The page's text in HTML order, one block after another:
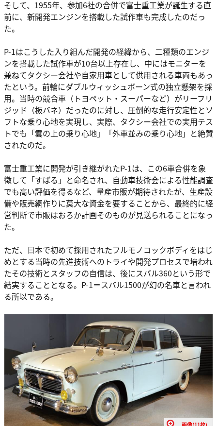
そして、1955年、参加6社の合併で富士重工業が誕生する直
前に、新開発エンジンを搭載した試作車も完成したのだっ
た。
P-1はこうした入り組んだ開発の経緯から、二種類のエンジ
ンを搭載した試作車が10台以上存在し、中にはモニターを
兼ねてタクシー会社や自家用車として供用される車両もあっ
たという。前輪にダブルウィッシュボーン式の独立懸架を採
用。当時の競合車（トヨペット・スーパーなど）がリーフリ
ジッド（板バネ）だったのに対し、圧倒的な走行安定性とソ
フトな乗り心地を実現し、実際、タクシー会社での実用テス
トでも「雲の上の乗り心地」「外車並みの乗り心地」と絶賛
されたのだ。
富士重工業に開発が引き継がれたP-1は、この6車合併を象
徴して「すばる」と命名され、自動車技術会による性能調査
でも高い評価を得るなど、量産市販が期待されたが、生産設
備や販売網作りに莫大な資金を要することから、最終的に経
営判断で市販はおろか計画そのものが見送られることになっ
た。
ただ、日本で初めて採用されたフルモノコックボディをはじ
めとする当時の先進技術へのトライや開発プロセスで培われ
たその技術とスタッフの自信は、後にスバル360という形で
結実することとなる。P-1＝スバル1500が幻の名車と言われ
る所以である。